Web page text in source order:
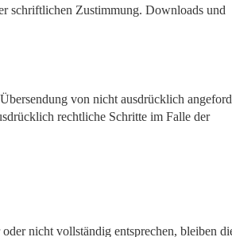
schriftlichen Zustimmung. Downloads und
von nicht ausdrücklich
rechtliche Schritte im Falle der
nicht vollständig entsprechen, bleiben